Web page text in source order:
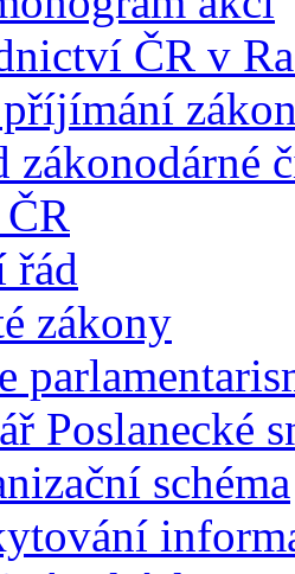
ČR v
příjímání
zákonodárné
řád
zákony
Poslanecké
schéma